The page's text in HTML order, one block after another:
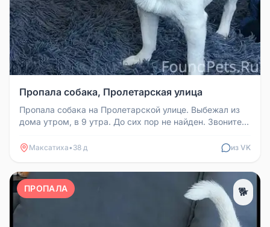
Пропала собака, Пролетарская улица
Пропала собака на Пролетарской улице. Выбежал из
дома утром, в 9 утра. До сих пор не найден. Звоните
Максатиха• 38 д из VK
ПРОПАЛА 🐕